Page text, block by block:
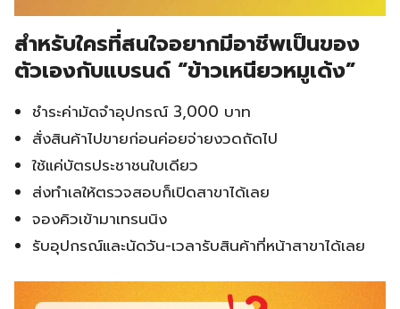
สำหรับใครที่สนใจอยากมีอาชีพเป็นของ
ตัวเองกับแบรนด์ “ข้าวเหนียวหมูเด้ง”
ชำระค่ามัดจำอุปกรณ์ 3,000 บาท
สั่งสินค้าไปขายก่อนค่อยจ่ายงวดถัดไป
ใช้แค่บัตรประชาชนใบเดียว
ส่งทำเลให้ตรวจสอบก็เปิดสาขาได้เลย
จองคิวเข้ามาเทรนนิง
รับอุปกรณ์และนัดวัน-เวลารับสินค้าที่หน้าสาขาได้เลย